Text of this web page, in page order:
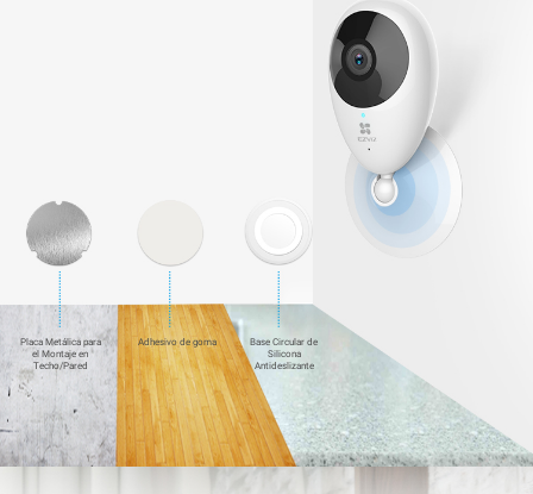
Placa Metálica para
el Montaje en
Techo/Pared
Adhesivo de goma
Base Circular de
Silicona
Antideslizante